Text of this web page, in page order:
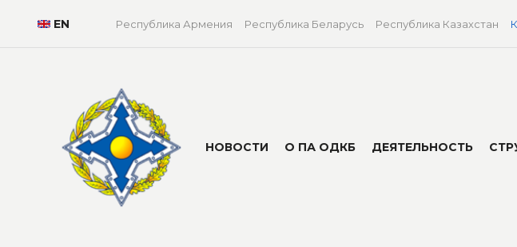
EN Республика Армения Республика Беларусь Республика Казахстан
НОВОСТИ О ПА ОДКБ ДЕЯТЕЛЬНОСТЬ